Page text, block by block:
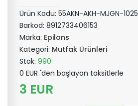
Ürün Kodu: 55AKN-AKH-MJGN-1025
Barkod: 8912733406153
Marka: Epilons
Kategori: Mutfak Ürünleri
Stok: 990
0 EUR 'den başlayan taksitlerle
3 EUR